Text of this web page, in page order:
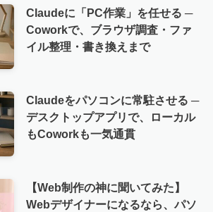
Claudeに「PC作業」を任せる ─
Coworkで、ブラウザ調査・ファ
イル整理・書き換えまで
Claudeをパソコンに常駐させる ─
デスクトップアプリで、ローカル
もCoworkも一気通貫
【Web制作の神に聞いてみた】
Webデザイナーになるなら、パソ